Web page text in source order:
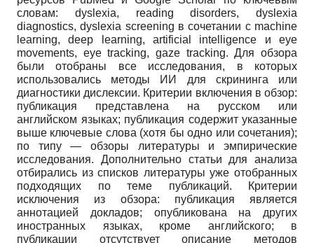
словам: dyslexia, reading disorders, dyslexia
diagnostics, dyslexia screening в сочетании с machine
learning, deep learning, artificial intelligence и eye
movements, eye tracking, gaze tracking. Для обзора
были отобраны все исследования, в которых
использовались методы ИИ для скрининга или
диагностики дислексии. Критерии включения в обзор:
публикация представлена на русском или
английском языках; публикация содержит указанные
выше ключевые слова (хотя бы одно или сочетания);
по типу — обзоры литературы и эмпирические
исследования. Дополнительно статьи для анализа
отбирались из списков литературы уже отобранных
подходящих по теме публикаций. Критерии
исключения из обзора: публикация является
аннотацией докладов; опубликована на других
иностранных языках, кроме английского; в
публикации отсутствует описание методов